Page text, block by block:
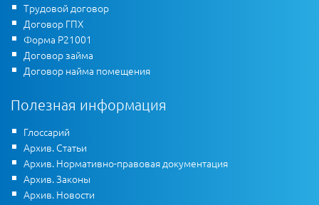
Трудовой договор
Договор ГПХ
Форма Р21001
Договор займа
Договор найма помещения
Полезная информация
Глоссарий
Архив. Статьи
Архив. Нормативно-правовая документация
Архив. Законы
Архив. Новости